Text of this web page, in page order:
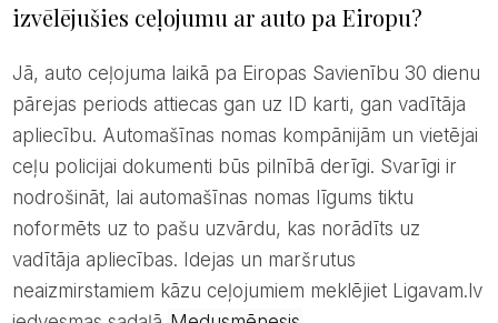
izvēlējušies ceļojumu ar auto pa Eiropu?
Jā, auto ceļojuma laikā pa Eiropas Savienību 30 dienu
pārejas periods attiecas gan uz ID karti, gan vadītāja
apliecību. Automašīnas nomas kompānijām un vietējai
ceļu policijai dokumenti būs pilnībā derīgi. Svarīgi ir
nodrošināt, lai automašīnas nomas līgums tiktu
noformēts uz to pašu uzvārdu, kas norādīts uz
vadītāja apliecības. Idejas un maršrutus
neaizmirstamiem kāzu ceļojumiem meklējiet Ligavam.lv